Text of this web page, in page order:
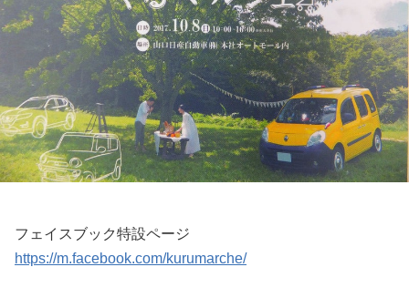
フェイスブック特設ページ
https://m.facebook.com/kurumarche/